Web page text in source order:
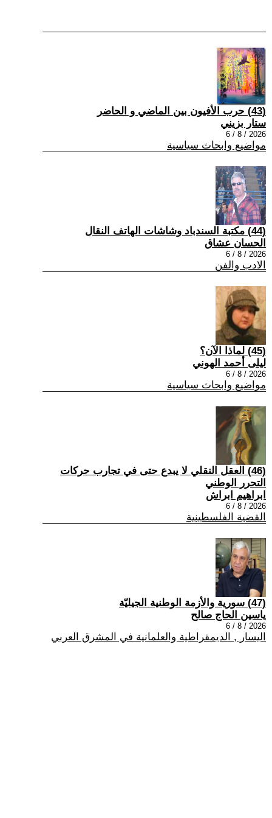
(43) حرب الأفيون بين الماضي و الحاضر
ستار بزيني
2026 / 8 / 6
مواضيع وابحاث سياسية
(44) مكتبة السندباد وشاشات الهاتف النقال
الحسان عشاق
2026 / 8 / 6
الادب والفن
(45) لماذا الآن؟
ليلى أحمد الهوني
2026 / 8 / 6
مواضيع وابحاث سياسية
(46) العقل النقلي لا يبدع حتى في تجارب حركات
التحرر الوطني
ابراهيم ابراش
2026 / 8 / 6
القضية الفلسطينية
(47) سورية والأزمة الوطنية الجيليّة
ياسين الحاج صالح
2026 / 8 / 6
اليسار , الديمقراطية والعلمانية في المشرق العربي